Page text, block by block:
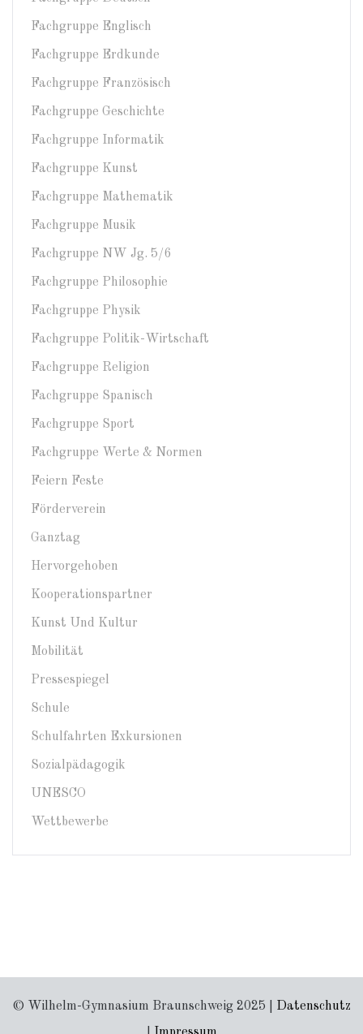
Fachgruppe Englisch
Fachgruppe Erdkunde
Fachgruppe Französisch
Fachgruppe Geschichte
Fachgruppe Informatik
Fachgruppe Kunst
Fachgruppe Mathematik
Fachgruppe Musik
Fachgruppe NW Jg. 5/6
Fachgruppe Philosophie
Fachgruppe Physik
Fachgruppe Politik-Wirtschaft
Fachgruppe Religion
Fachgruppe Spanisch
Fachgruppe Sport
Fachgruppe Werte & Normen
Feiern Feste
Förderverein
Ganztag
Hervorgehoben
Kooperationspartner
Kunst Und Kultur
Mobilität
Pressespiegel
Schule
Schulfahrten Exkursionen
Sozialpädagogik
UNESCO
Wettbewerbe
© Wilhelm-Gymnasium Braunschweig 2025 | Datenschutz